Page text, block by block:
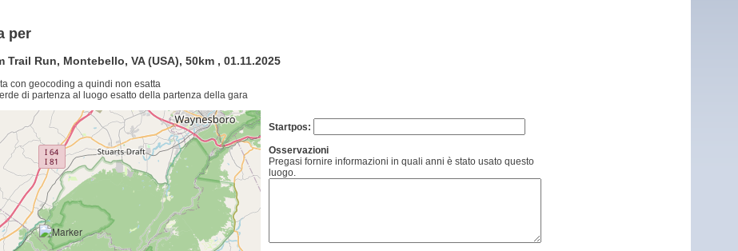
per
Run, Montebello, VA (USA), 50km , 01.11.2025
con geocoding a quindi non esatta
di partenza al luogo esatto della partenza della gara
Startpos:
Osservazioni
Pregasi fornire informazioni in quali anni è stato usato questo
luogo.